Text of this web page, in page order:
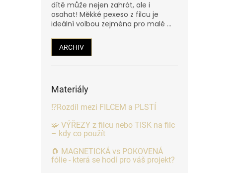
dítě může nejen zahrát, ale i
osahat! Měkké pexeso z filcu je
ideální volbou zejména pro malé ...
ARCHIV
Materiály
⁉️Rozdíl mezi FILCEM a PLSTÍ
🧩 VÝŘEZY z filcu nebo TISK na filc
– kdy co použít
🧲 MAGNETICKÁ vs POKOVENÁ
fólie - která se hodí pro váš projekt?